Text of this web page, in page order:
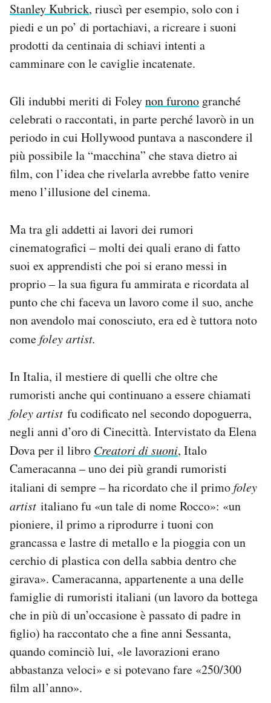
Stanley Kubrick, riuscì per esempio, solo con i
piedi e un po’ di portachiavi, a ricreare i suoni
prodotti da centinaia di schiavi intenti a
camminare con le caviglie incatenate.
Gli indubbi meriti di Foleynon furono granché
celebrati o raccontati, in parte perché lavorò in un
periodo in cui Hollywood puntava a nascondere il
più possibile la “macchina” che stava dietro ai
film, con l’idea che rivelarla avrebbe fatto venire
meno l’illusione del cinema.
Ma tra gli addetti ai lavori dei rumori
cinematografici – molti dei quali erano di fatto
suoi ex apprendisti che poi si erano messi in
proprio – la sua figura fu ammirata e ricordata al
punto che chi faceva un lavoro come il suo, anche
non avendolo mai conosciuto, era ed è tuttora noto
comefoley artist.
In Italia, il mestiere di quelli che oltre che
rumoristi anche qui continuano a essere chiamati
foley artist fu codificato nel secondo dopoguerra,
negli anni d’oro di Cinecittà. Intervistato da Elena
Dova per il libro Creatori di suoni, Italo
Cameracanna – uno dei più grandi rumoristi
italiani di sempre – ha ricordato che il primofoley
artist italiano fu «un tale di nome Rocco»: «un
pioniere, il primo a riprodurre i tuoni con
grancassa e lastre di metallo e la pioggia con un
cerchio di plastica con della sabbia dentro che
girava». Cameracanna, appartenente a una delle
famiglie di rumoristi italiani (un lavoro da bottega
che in più di un’occasione è passato di padre in
figlio) ha raccontato che a fine anni Sessanta,
quando cominciò lui, «le lavorazioni erano
abbastanza veloci» e si potevano fare «250/300
film all’anno».